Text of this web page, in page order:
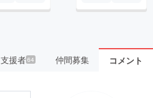
支援者64 仲間募集 コメント